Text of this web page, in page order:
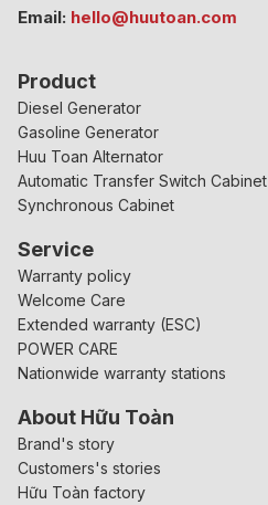
Email: hello@huutoan.com
Product
Diesel Generator
Gasoline Generator
Huu Toan Alternator
Automatic Transfer Switch Cabinet
Synchronous Cabinet
Service
Warranty policy
Welcome Care
Extended warranty (ESC)
POWER CARE
Nationwide warranty stations
About Hữu Toàn
Brand's story
Customers's stories
Hữu Toàn factory